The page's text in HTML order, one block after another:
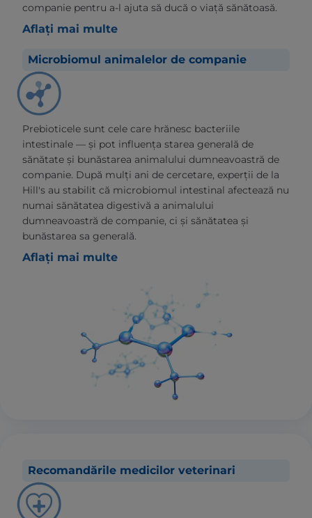
companie pentru a-l ajuta să ducă o viață sănătoasă.
Aflați mai multe
Microbiomul animalelor de companie
Prebioticele sunt cele care hrănesc bacteriile
intestinale — și pot influența starea generală de
sănătate și bunăstarea animalului dumneavoastră de
companie. După mulți ani de cercetare, experții de la
Hill's au stabilit că microbiomul intestinal afectează nu
numai sănătatea digestivă a animalului
dumneavoastră de companie, ci și sănătatea și
bunăstarea sa generală.
Aflați mai multe
Recomandările medicilor veterinari